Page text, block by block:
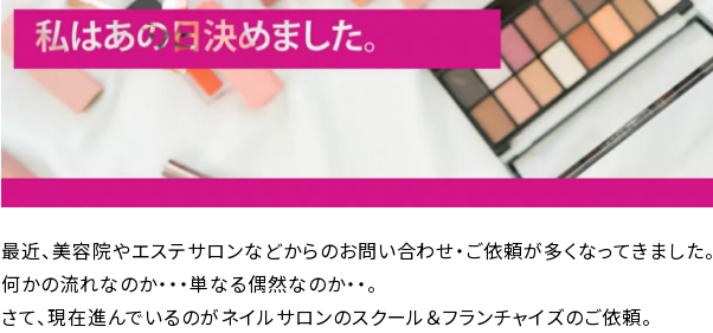
最近、美容院やエステサロンなどからのお問い合わせ・ご依頼が多くなってきました。
何かの流れなのか・・・単なる偶然なのか・・。
さて、現在進んでいるのがネイルサロンのスクール＆フランチャイズのご依頼。